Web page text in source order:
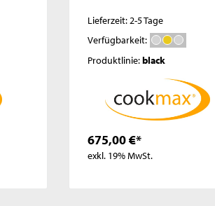
Lieferzeit: 2-5 Tage
Verfügbarkeit:
Produktlinie:black
675,00 €*
exkl. 19% MwSt.